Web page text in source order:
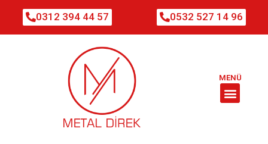
0312 394 44 57 0532 527 14 96
MENÜ